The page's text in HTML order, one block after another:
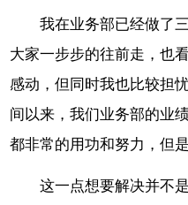
我在业务部已经做了
大家一步步的往前走，也
感动，但同时我也比较担
间以来，我们业务部的业
都非常的用功和努力，但
这一点想要解决并不